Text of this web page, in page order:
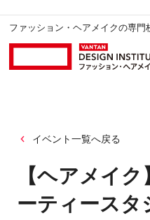
ファッション・ヘアメイクの専
イベント一覧へ戻る
【ヘアメイ
ーティースタ